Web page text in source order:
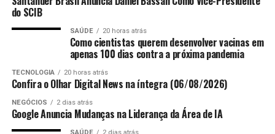
ambos os gêneros. A Fúria foi a campeã do mundo
feminina em 2023, na edição realizada na Austrália e na
Nova Zelândia. No ano que vem, o Brasil sediará a Copa
das mulheres. Será a vez das espanholas tentarem
manter a unificação das taças.
Além disso, a Espanha tornou-se a seleção com mais
jogos de invencibilidade na história – e justamente
em uma final de Copa. Com o triunfo sobre a
do SCIB
SAÚDE 20 horas atrás
Como cientistas querem desenvolver vacinas em
apenas 100 dias contra a próxima pandemia
TECNOLOGIA 20 horas atrás
Confira o Olhar Digital News na íntegra (06/08/2026)
NEGÓCIOS 2 dias atrás
Google Anuncia Mudanças na Liderança da Área de IA